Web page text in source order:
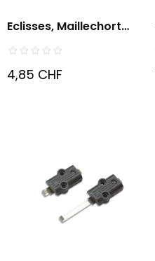
Eclisses, Maillechort
(pour...
4,85 CHF